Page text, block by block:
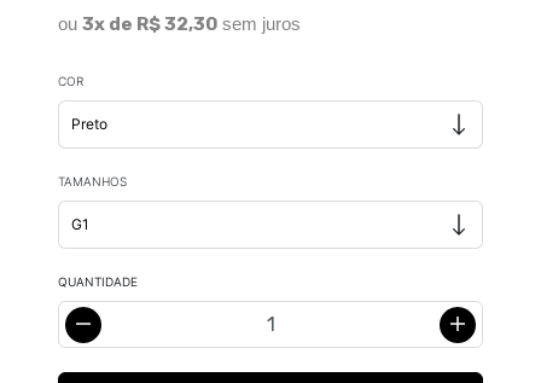
ou 3x de R$ 32,30 sem juros
COR
TAMANHOS
QUANTIDADE